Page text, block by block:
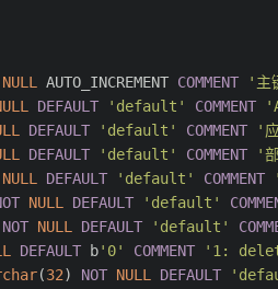
NULL AUTO_INCREMENT COMMENT '主
DEFAULT 'default' COMMENT
DEFAULT 'default' COMMENT '
DEFAULT 'default' COMMENT '
NULL DEFAULT 'default' COMMENT
NULL DEFAULT 'default'
NOT NULL DEFAULT 'default'
DEFAULT b'0' COMMENT '1:
(32) NOT NULL DEFAULT